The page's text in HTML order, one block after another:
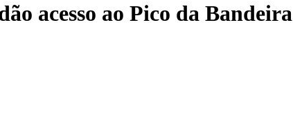
acesso ao Pico da Bandeira